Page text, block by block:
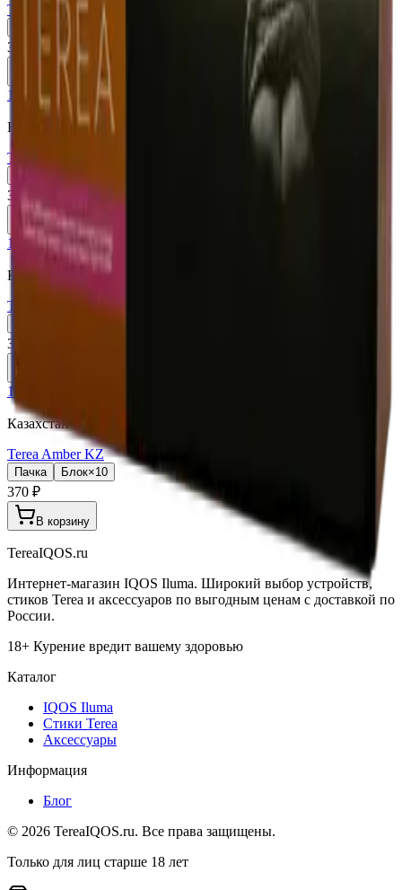
Terea Silver KZ
Блок×10
370 ₽
В корзину
18+ Мне исполнилось 18 лет
Казахстан (KZ)
Terea Zing Wave KZ
370 ₽
В корзину
18+ Мне исполнилось 18 лет
Казахстан (KZ)
Terea Purple Wave KZ
370 ₽
18+
Казахстан (KZ)
Terea Amber KZ
Пачка Блок×10
370 ₽
В корзину
TereaIQOS.ru
Интернет-магазин IQOS Iluma. Широкий выбор устройств,
стиков Terea и аксессуаров по выгодным ценам с доставкой по
России.
18+ Курение вредит вашему здоровью
Каталог
IQOS Iluma
Стики Terea
Аксессуары
Информация
Блог
© 2026 TereaIQOS.ru. Все права защищены.
Только для лиц старше 18 лет